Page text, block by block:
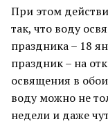
При этом
так, что воду
праздника – 18
праздник – на
освящения в
воду можно не
недели и даже